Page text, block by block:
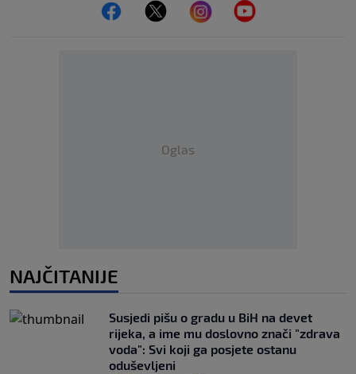
Oglas
NAJČITANIJE
Susjedi pišu o gradu u BiH na devet
rijeka, a ime mu doslovno znači "zdrava
voda": Svi koji ga posjete ostanu
oduševljeni